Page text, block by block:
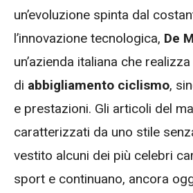
un’evoluzione spinta dal
l’innovazione tecnologica, De
un’azienda italiana che
di abbigliamento ciclismo,
e prestazioni. Gli articoli del
caratterizzati da uno stile
vestito alcuni dei più celebri
sport e continuano, ancora